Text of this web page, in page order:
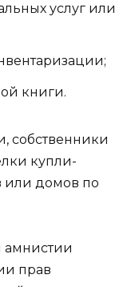
услуг или
книги.
собственники
купли-
или домов по
амнистии
прав